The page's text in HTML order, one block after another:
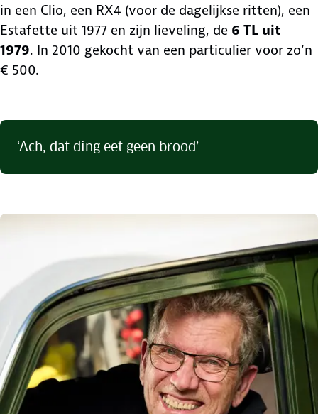
in een Clio, een RX4 (voor de dagelijkse ritten), een
Estafette uit 1977 en zijn lieveling, de 6 TL uit
1979. In 2010 gekocht van een particulier voor zo’n
€ 500.
‘Ach, dat ding eet geen brood’